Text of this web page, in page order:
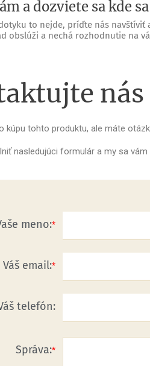
a dozviete sa kde
to nejde, príďte nás
obslúži a nechá rozhodnutie na
nás
kúpu tohto produktu, ale máte
nasledujúci formulár a my sa
meno:
Váš email:
telefón:
Správa: